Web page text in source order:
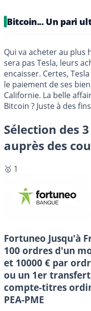
Bitcoin... Un pari
Qui va acheter au plus
sera pas Tesla, leurs
encaisser. Certes,
le paiement de ses
Californie. La belle
Bitcoin ? Juste à des
Sélection des
auprès des
🥇 1
Fortuneo Jusqu'à
100 ordres d'un
et 10000 € par
ou un 1er
compte-titres
PEA-PME